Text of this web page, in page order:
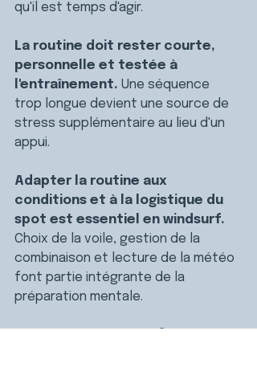
qu'il est temps d'agir.
La routine doit rester courte,
personnelle et testée à
l'entraînement. Une séquence
trop longue devient une source de
stress supplémentaire au lieu d'un
appui.
Adapter la routine aux
conditions et à la logistique du
spot est essentiel en windsurf.
Choix de la voile, gestion de la
combinaison et lecture de la météo
font partie intégrante de la
préparation mentale.